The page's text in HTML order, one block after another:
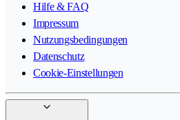
Hilfe & FAQ
Impressum
Nutzungsbedingungen
Datenschutz
Cookie-Einstellungen